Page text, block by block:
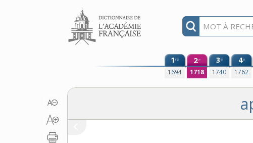
Aller au contenu
1re
1694
2e
1718
3e
1740
4e
1762